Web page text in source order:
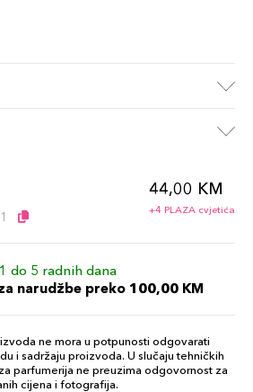
44,00 KM
+4 PLAZA cvjetića
do 5 radnih dana
narudžbe preko 100,00 KM
ne mora u potpunosti odgovarati
i sadržaju proizvoda. U slučaju tehničkih
parfumerija ne preuzima odgovornost za
cijena i fotografija.